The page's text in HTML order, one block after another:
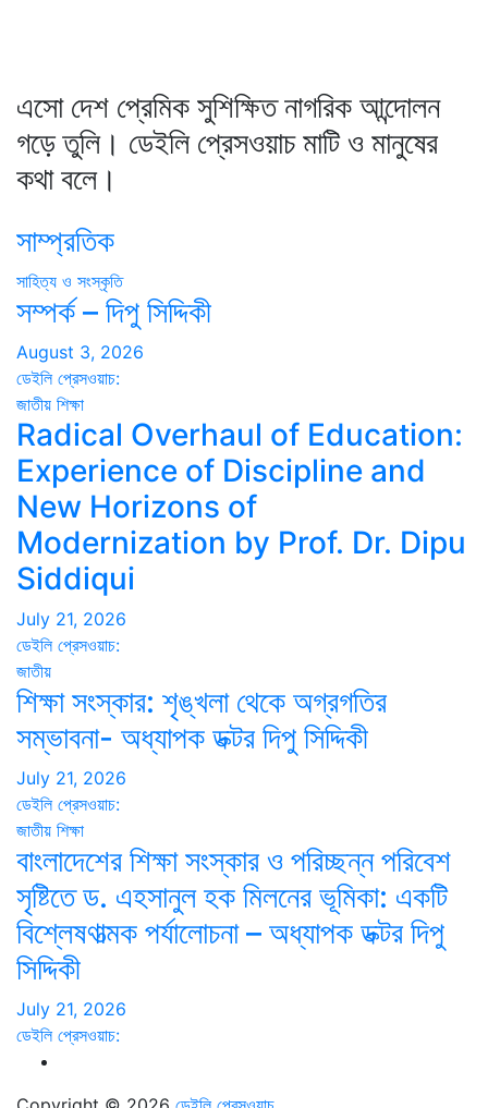
এসো দেশ প্রেমিক সুশিক্ষিত নাগরিক আন্দোলন
গড়ে তুলি। ডেইলি প্রেসওয়াচ মাটি ও মানুষের
কথা বলে।
সাম্প্রতিক
সাহিত্য ও সংস্কৃতি
সম্পর্ক – দিপু সিদ্দিকী
August 3, 2026
ডেইলি প্রেসওয়াচ:
জাতীয় শিক্ষা
Radical Overhaul of Education:
Experience of Discipline and
New Horizons of
Modernization by Prof. Dr. Dipu
Siddiqui
July 21, 2026
ডেইলি প্রেসওয়াচ:
জাতীয়
শিক্ষা সংস্কার: শৃঙ্খলা থেকে অগ্রগতির
সম্ভাবনা- অধ্যাপক ডক্টর দিপু সিদ্দিকী
July 21, 2026
ডেইলি প্রেসওয়াচ:
জাতীয় শিক্ষা
বাংলাদেশের শিক্ষা সংস্কার ও পরিচ্ছন্ন পরিবেশ
সৃষ্টিতে ড. এহসানুল হক মিলনের ভূমিকা: একটি
বিশ্লেষণাত্মক পর্যালোচনা – অধ্যাপক ডক্টর দিপু
সিদ্দিকী
July 21, 2026
ডেইলি প্রেসওয়াচ: